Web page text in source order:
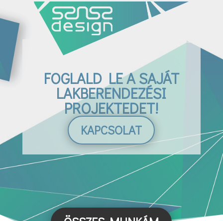
FOGLALD LE A SAJÁT
LAKBERENDEZÉSI
PROJEKTEDET!
KAPCSOLAT